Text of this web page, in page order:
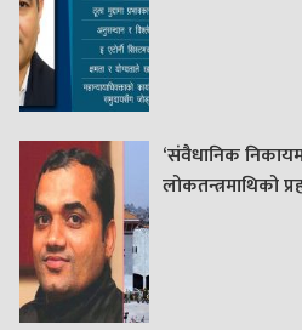
‘संवैधानिक
लोकतन्त्रमाथिको